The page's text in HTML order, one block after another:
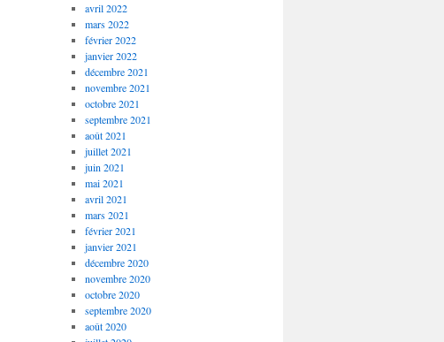
avril 2022
mars 2022
février 2022
janvier 2022
décembre 2021
novembre 2021
octobre 2021
septembre 2021
août 2021
juillet 2021
juin 2021
mai 2021
avril 2021
mars 2021
février 2021
janvier 2021
décembre 2020
novembre 2020
octobre 2020
septembre 2020
août 2020